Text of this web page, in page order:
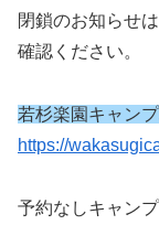
閉鎖のお知らせ
確認ください。
若杉楽園キャン
https://
予約なしキャン